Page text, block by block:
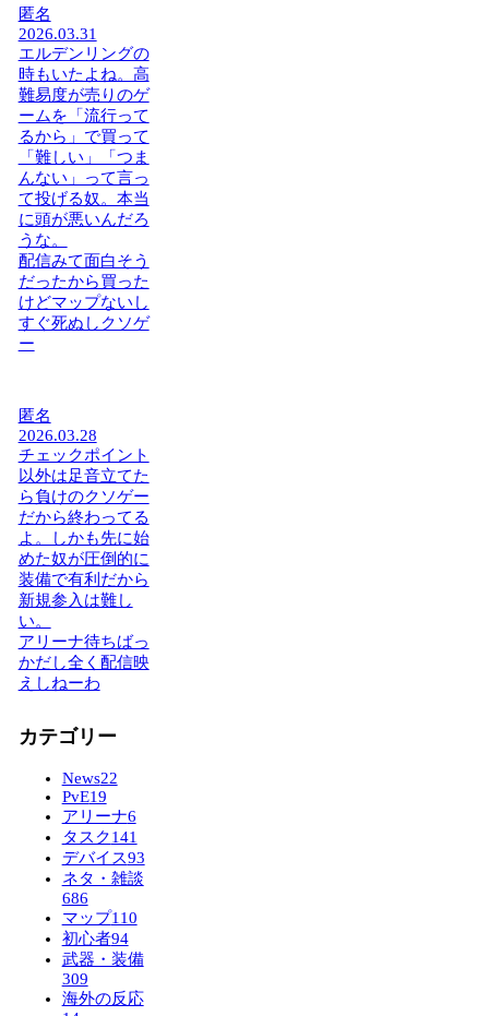
匿名
2026.03.31
エルデンリングの
時もいたよね。高
難易度が売りのゲ
ームを「流行って
るから」で買って
「難しい」「つま
んない」って言っ
て投げる奴。本当
に頭が悪いんだろ
うな。
配信みて面白そう
だったから買った
けどマップないし
すぐ死ぬしクソゲ
ー
匿名
2026.03.28
チェックポイント
以外は足音立てた
ら負けのクソゲー
だから終わってる
よ。しかも先に始
めた奴が圧倒的に
装備で有利だから
新規参入は難し
い。
アリーナ待ちばっ
かだし全く配信映
えしねーわ
カテゴリー
News22
PvE19
アリーナ6
タスク141
デバイス93
ネタ・雑談
686
マップ110
初心者94
武器・装備
309
海外の反応